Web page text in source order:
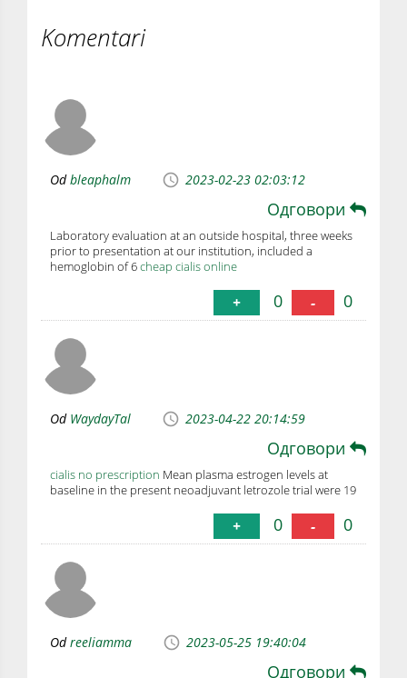
Komentari
Odbleaphalm 2023-02-23 02:03:12
Одговори
Laboratory evaluation at an outside hospital, three weeks
prior to presentation at our institution, included a
hemoglobin of 6cheap cialis online
+ 0 - 0
Od WaydayTal 2023-04-22 20:14:59
Одговори
cialis no prescription Mean plasma estrogen levels at
baseline in the present neoadjuvant letrozole trial were 19
+ 0 - 0
Odreeliamma 2023-05-25 19:40:04
Одговори